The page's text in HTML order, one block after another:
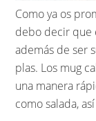
Como ya os
debo decir que
además de ser
plas. Los mug
una manera
como salada,